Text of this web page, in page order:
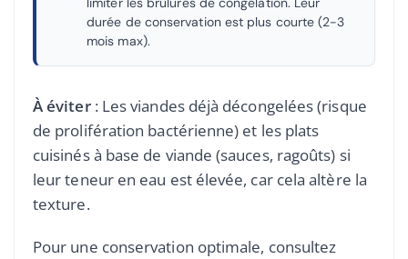
durée de conservation est plus courte (2-3
mois max).
À éviter: Les viandes déjà décongelées (risque
de prolifération bactérienne) et les plats
cuisinés à base de viande (sauces, ragoûts) si
leur teneur en eau est élevée, car cela altère la
texture.
Pour une conservation optimale, consultez